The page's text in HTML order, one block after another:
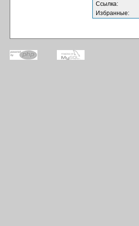
Ссылка:
Избранные: